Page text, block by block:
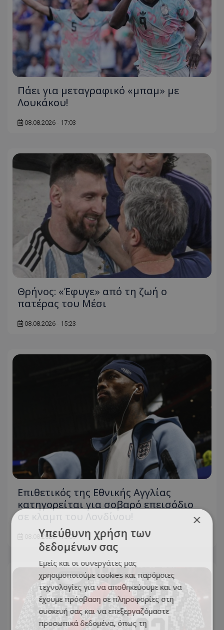
Πάει για μεταγραφικό «μπαμ» με
Λουκάκου!
08.08.2026 - 17:03
Θρήνος: «Έφυγε» από τη ζωή ο
πατέρας του Μέσι
08.08.2026 - 15:23
Επιθετικός της Εθνικής Αγγλίας
κατηγορείται για σοβαρό επεισόδιο
σε κλαμπ του Λονδίνου!
08.08.2026 - 15:09
×
Υπεύθυνη χρήση των
δεδομένων σας
Εμείς και οι συνεργάτες μας
χρησιμοποιούμε cookies και παρόμοιες
τεχνολογίες για να αποθηκεύουμε και να
έχουμε πρόσβαση σε πληροφορίες στη
συσκευή σας και να επεξεργαζόμαστε
προσωπικά δεδομένα, όπως τη